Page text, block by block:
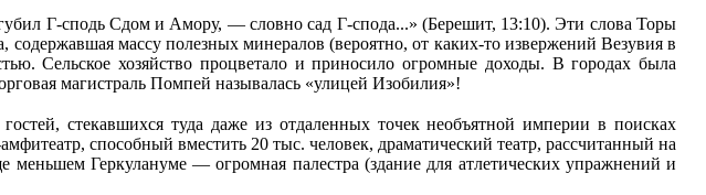
Г-сподь Сдом и Амору, — словно сад Г-спода...» (Берешит, 13:10). Эти слова Торы
массу полезных минералов (вероятно, от каких-то извержений Везувия в
Сельское хозяйство процветало и приносило огромные доходы. В городах была
магистраль Помпей называлась «улицей Изобилия»!
стекавшихся туда даже из отдаленных точек необъятной империи в поисках
способный вместить 20 тыс. человек, драматический театр, рассчитанный на
Геркулануме — огромная палестра (здание для атлетических упражнений и